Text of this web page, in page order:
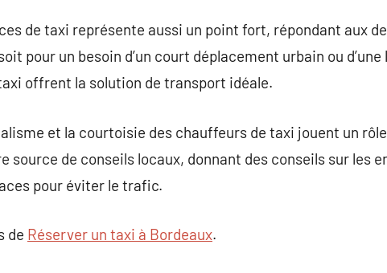
de taxi représente aussi un point fort, répondant aux
pour un besoin d’un court déplacement urbain ou
offrent la solution de transport idéale.
et la courtoisie des chauffeurs de taxi jouent un
source de conseils locaux, donnant des conseils sur les
pour éviter le trafic.
de Réserver un taxi à Bordeaux.